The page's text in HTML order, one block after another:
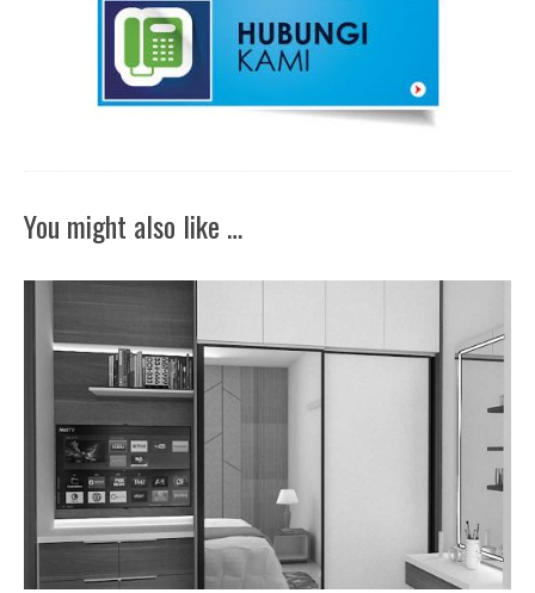
You might also like …